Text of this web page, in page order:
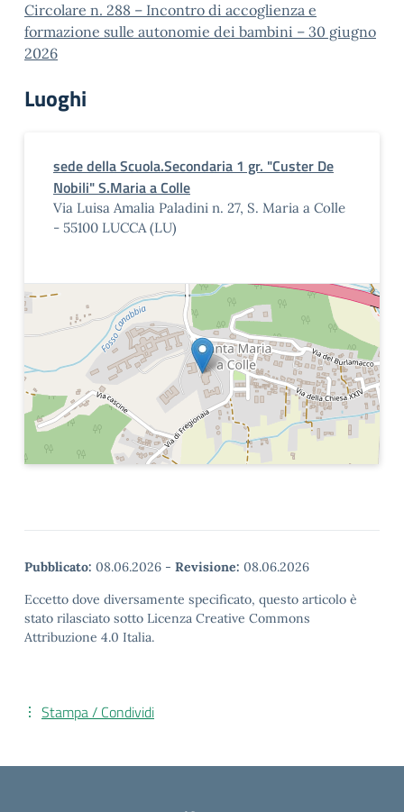
Circolare n. 288 – Incontro di accoglienza e
formazione sulle autonomie dei bambini – 30 giugno
2026
Luoghi
sede della Scuola.Secondaria 1 gr. "Custer De
Nobili" S.Maria a Colle
Via Luisa Amalia Paladini n. 27, S. Maria a Colle
- 55100 LUCCA (LU)
Pubblicato: 08.06.2026 - Revisione: 08.06.2026
Eccetto dove diversamente specificato, questo articolo è
stato rilasciato sotto Licenza Creative Commons
Attribuzione 4.0 Italia.
Stampa / Condividi